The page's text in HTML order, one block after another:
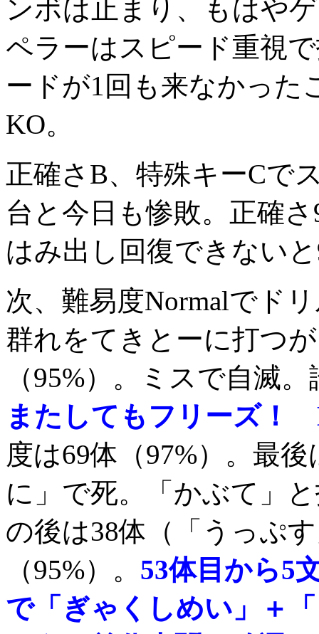
ンボは止まり、もはや
ペラーはスピード重視
ードが1回も来なかった
KO。
正確さB、特殊キーCで
台と今日も惨敗。正確
はみ出し回復できない
次、難易度Normalでド
群れをてきとーに打つ
（95%）。ミスで自滅
またしてもフリーズ！
度は69体（97%）。最
に」で死。「かぶて」
の後は38体（「うっぷ
（95%）。 53体目から5
で「ぎゃくしめい」＋